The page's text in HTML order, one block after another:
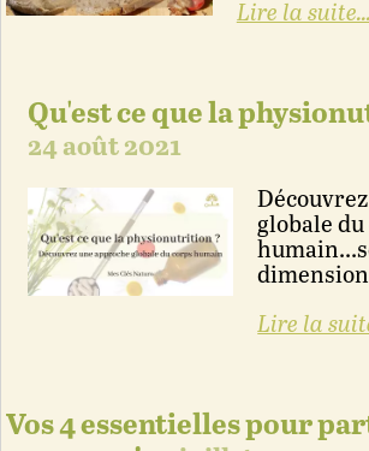
Lire la suite...
Qu'est ce que la
24 août 2021
globale du
Lire la
Vos 4 essentielles pour